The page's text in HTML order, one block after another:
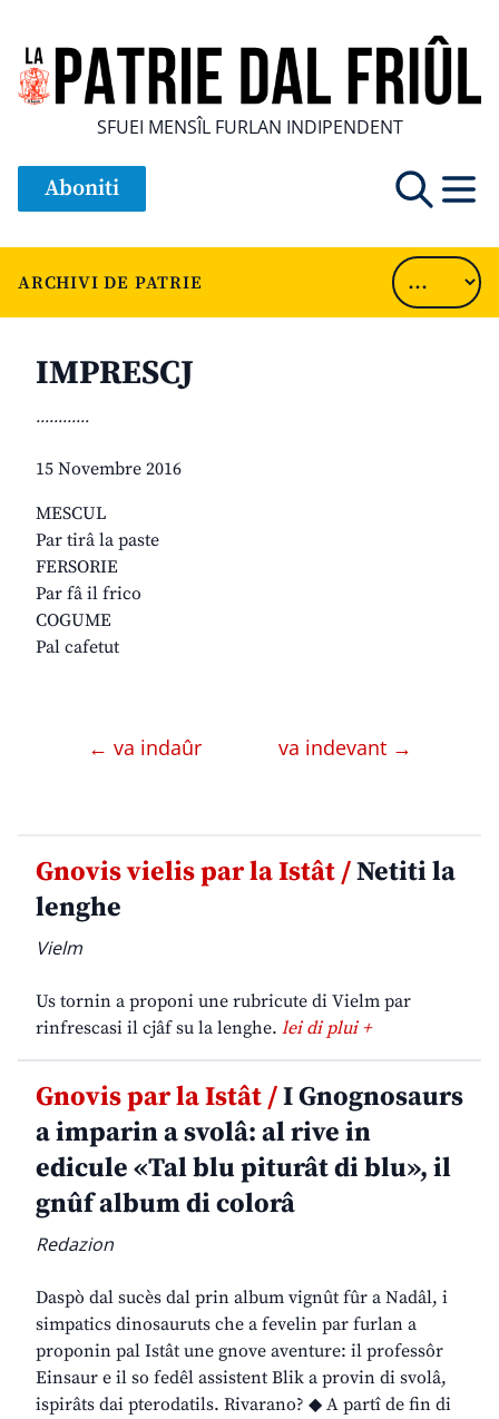
SFUEI MENSÎL FURLAN INDIPENDENT
Aboniti
ARCHIVI DE PATRIE
IMPRESCJ
............
15 Novembre 2016
MESCUL
Par tirâ la paste
FERSORIE
Par fâ il frico
COGUME
Pal cafetut
← va indaûr va indevant →
Gnovis vielis par la Istât /Netiti la
lenghe
Vielm
Us tornin a proponi une rubricute di Vielm par
rinfrescasi il cjâf su la lenghe. lei di plui +
Gnovis par la Istât /I Gnognosaurs
a imparin a svolâ: al rive in
edicule «Tal blu piturât di blu», il
gnûf album di colorâ
Redazion
Daspò dal sucès dal prin album vignût fûr a Nadâl, i
simpatics dinosauruts che a fevelin par furlan a
proponin pal Istât une gnove aventure: il professôr
Einsaur e il so fedêl assistent Blik a provin di svolâ,
ispirâts dai pterodatils. Rivarano? ◆ A partî de fin di